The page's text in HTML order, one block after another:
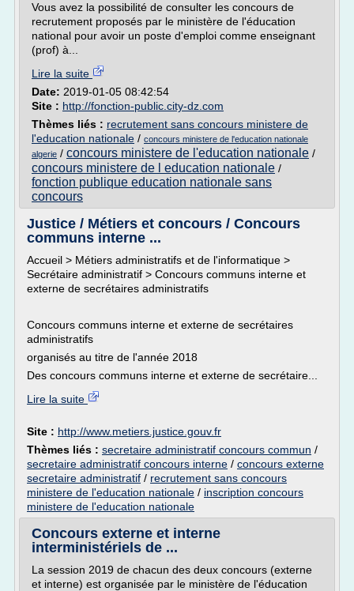
Vous avez la possibilité de consulter les concours de
recrutement proposés par le ministère de l'éducation
national pour avoir un poste d'emploi comme enseignant
(prof) à...
Lire la suite
Date: 2019-01-05 08:42:54
Site : http://fonction-public.city-dz.com
Thèmes liés : recrutement sans concours ministere de
l'education nationale / concours ministere de l'education nationale
algerie / concours ministere de l'education nationale /
concours ministere de l education nationale /
fonction publique education nationale sans
concours
Justice / Métiers et concours / Concours
communs interne ...
Accueil > Métiers administratifs et de l'informatique >
Secrétaire administratif > Concours communs interne et
externe de secrétaires administratifs
Concours communs interne et externe de secrétaires
administratifs
organisés au titre de l'année 2018
Des concours communs interne et externe de secrétaire...
Lire la suite
Site : http://www.metiers.justice.gouv.fr
Thèmes liés : secretaire administratif concours commun /
secretaire administratif concours interne / concours externe
secretaire administratif / recrutement sans concours
ministere de l'education nationale / inscription concours
ministere de l'education nationale
Concours externe et interne
interministériels de ...
La session 2019 de chacun des deux concours (externe
et interne) est organisée par le ministère de l'éducation